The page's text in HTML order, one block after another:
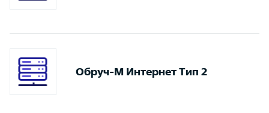
Обруч-М Интернет Тип 2